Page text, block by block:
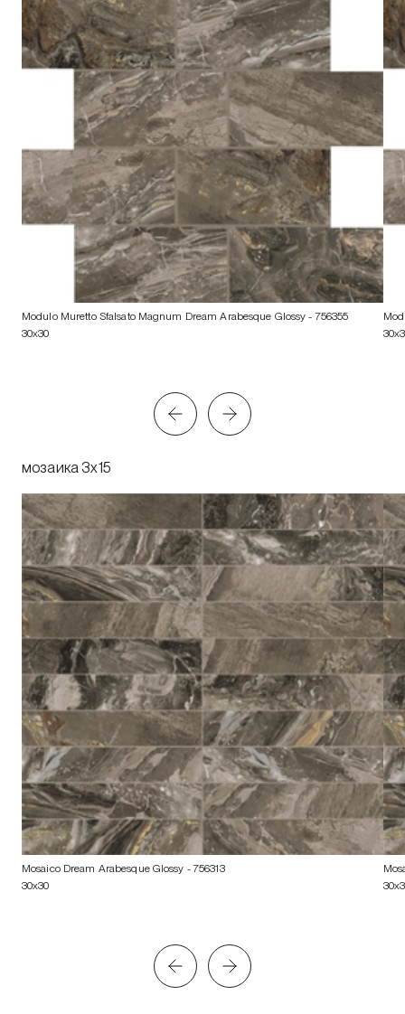
Modulo Muretto Sfalsato Magnum Dream Arabesque Glossy - 756355
30x30
мозаика 3x15
Mosaico Dream Arabesque Glossy - 756313
30x30